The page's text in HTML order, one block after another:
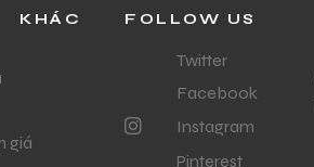
giá
FOLLOW US
Twitter
Facebook
Instagram
Pinterest